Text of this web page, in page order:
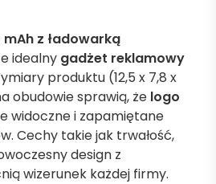
z ładowarką
idealny gadżet reklamowy
produktu (12,5 x 7,8 x
obudowie sprawią, że logo
widoczne i zapamiętane
Cechy takie jak trwałość,
design z
wizerunek każdej firmy.